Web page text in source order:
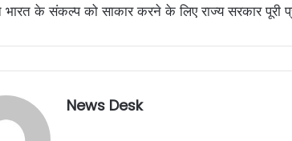
भारत के संकल्प को साकार करने के लिए राज्य सरकार पूरी
News Desk